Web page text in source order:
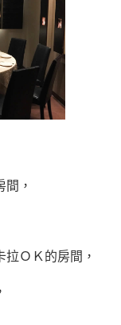
，
ＯＫ的房間，